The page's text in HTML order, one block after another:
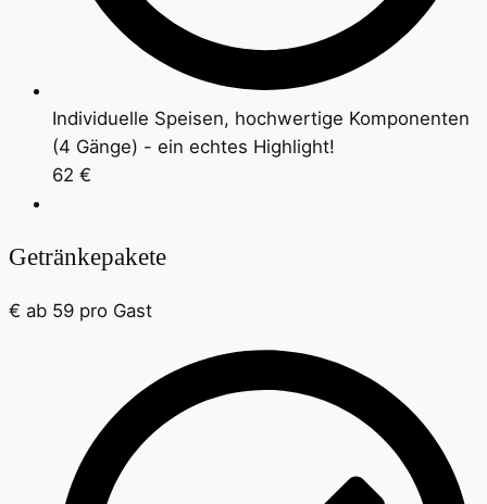
Individuelle Speisen, hochwertige Komponenten
(4 Gänge) - ein echtes Highlight!
62 €
Getränkepakete
€ ab 59 pro Gast